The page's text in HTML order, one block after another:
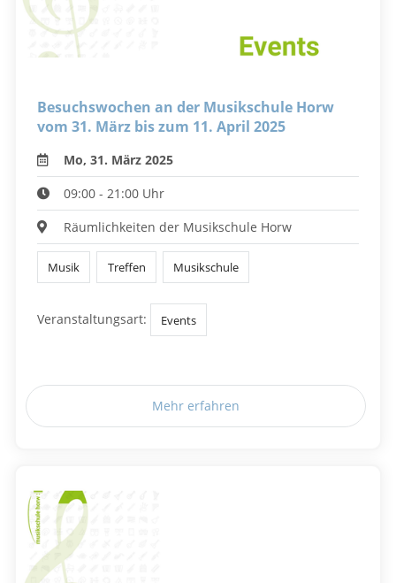
Besuchswochen an der Musikschule Horw
vom 31. März bis zum 11. April 2025
Mo, 31. März 2025
09:00 - 21:00 Uhr
Räumlichkeiten der Musikschule Horw
Musik Treffen Musikschule
Veranstaltungsart: Events
Mehr erfahren